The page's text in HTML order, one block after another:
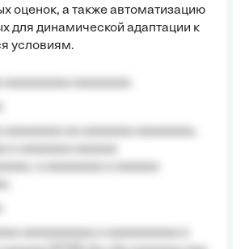
оценок, а также автоматизацию
для динамической адаптации к
условиям.